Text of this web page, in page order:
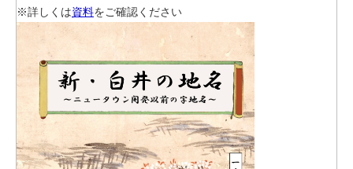
※詳しくは資料をご確認ください